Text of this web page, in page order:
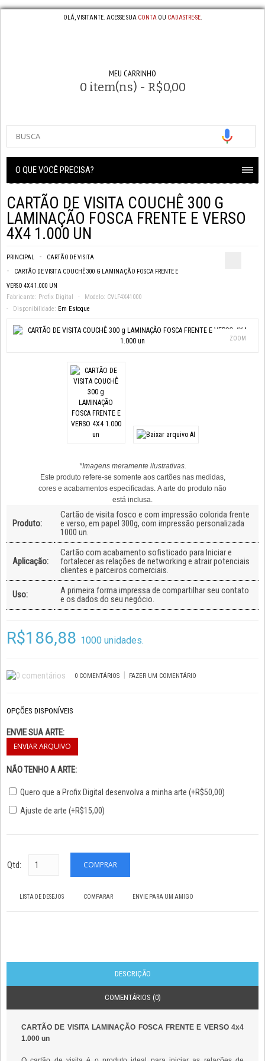
OLÁ, VISITANTE. ACESSE SUA CONTA OU CADASTRE-SE.
MEU CARRINHO
0 item(ns) - R$0,00
O QUE VOCÊ PRECISA?
CARTÃO DE VISITA COUCHÊ 300 G
LAMINAÇÃO FOSCA FRENTE E VERSO
4X4 1.000 UN
PRINCIPAL CARTÃO DE VISITA
CARTÃO DE VISITA COUCHÊ 300 G LAMINAÇÃO FOSCA FRENTE E
VERSO 4X4 1.000 UN
Fabricante: Profix Digital Modelo: CVLF4X41000
Disponibilidade: Em Estoque
ZOOM
*Imagens meramente ilustrativas.
Este produto refere-se somente aos cartões nas medidas,
cores e acabamentos especificadas. A arte do produto não
está inclusa.
Produto:
Cartão de visita fosco e com impressão colorida frente
e verso, em papel 300g, com impressão personalizada
1000 un.
Aplicação:
Cartão com acabamento sofisticado para Iniciar e
fortalecer as relações de networking e atrair potenciais
clientes e parceiros comerciais.
Uso:
A primeira forma impressa de compartilhar seu contato
e os dados do seu negócio.
R$186,88 1000 unidades.
0 COMENTÁRIOS | FAZER UM COMENTÁRIO
OPÇÕES DISPONÍVEIS
ENVIE SUA ARTE:
NÃO TENHO A ARTE:
Quero que a Profix Digital desenvolva a minha arte (+R$50,00)
Ajuste de arte (+R$15,00)
Qtd:
LISTA DE DESEJOS COMPARAR ENVIE PARA UM AMIGO
DESCRIÇÃO
COMENTÁRIOS (0)
CARTÃO DE VISITA LAMINAÇÃO FOSCA FRENTE E VERSO 4x4
1.000 un